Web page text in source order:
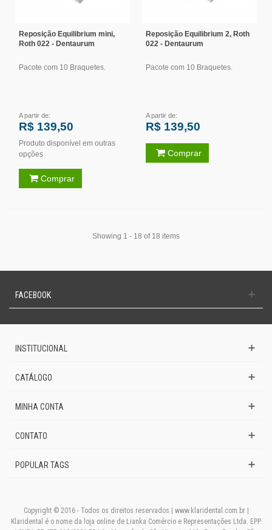
Reposição Equilibrium mini,
Roth 022 - Dentaurum
Pacote com 10 Braquetes.
A partir de:
R$ 139,50
Produto disponível em outras
opções
Comprar
Reposição Equilibrium 2, Roth
022 - Dentaurum
Pacote com 10 Braquetes.
A partir de:
R$ 139,50
Comprar
Showing 1 - 18 of 18 items
FACEBOOK
INSTITUCIONAL
CATÁLOGO
MINHA CONTA
CONTATO
POPULAR TAGS
Copyright © 2016 - Todos os direitos reservados | www.klaridental.com.br |
Klaridental é o nome da loja online de Lianka Comércio e Representações Ltda. EPP.